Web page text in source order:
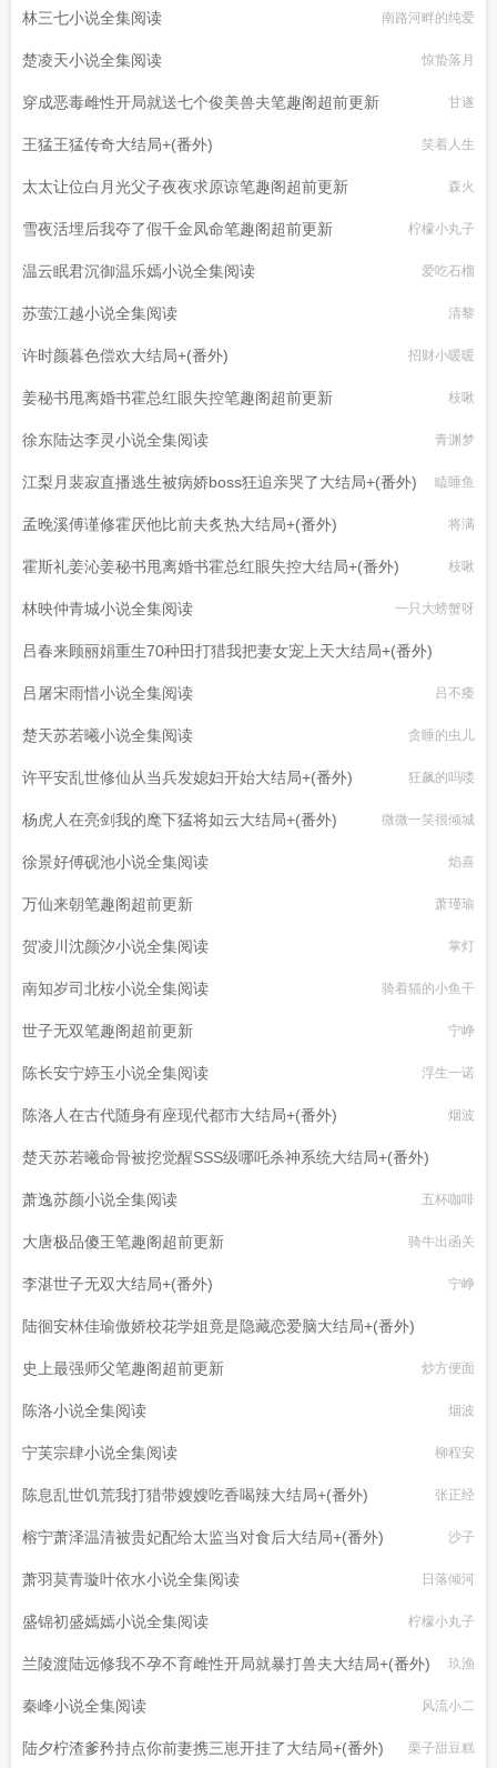
林三七小说全集阅读 南路河畔的纯爱
楚凌天小说全集阅读 惊蛰落月
穿成恶毒雌性开局就送七个俊美兽夫笔趣阁超前更新 甘遂
王猛王猛传奇大结局+(番外) 笑着人生
太太让位白月光父子夜夜求原谅笔趣阁超前更新 森火
雪夜活埋后我夺了假千金凤命笔趣阁超前更新 柠檬小丸子
温云眠君沉御温乐嫣小说全集阅读 爱吃石榴
苏萤江越小说全集阅读 清黎
许时颜暮色偿欢大结局+(番外) 招财小暖暖
姜秘书甩离婚书霍总红眼失控笔趣阁超前更新 枝啾
徐东陆达李灵小说全集阅读 青渊梦
江梨月裴寂直播逃生被病娇boss狂追亲哭了大结局+(番外) 瞌睡鱼
孟晚溪傅谨修霍厌他比前夫炙热大结局+(番外) 将满
霍斯礼姜沁姜秘书甩离婚书霍总红眼失控大结局+(番外) 枝啾
林映仲青城小说全集阅读 一只大螃蟹呀
吕春来顾丽娟重生70种田打猎我把妻女宠上天大结局+(番外)
lucky爹
吕屠宋雨惜小说全集阅读 吕不痿
楚天苏若曦小说全集阅读 贪睡的虫儿
许平安乱世修仙从当兵发媳妇开始大结局+(番外) 狂飙的吗喽
杨虎人在亮剑我的麾下猛将如云大结局+(番外) 微微一笑很倾城
徐景好傅砚池小说全集阅读 焰喜
万仙来朝笔趣阁超前更新 萧瑾瑜
贺凌川沈颜汐小说全集阅读 掌灯
南知岁司北桉小说全集阅读 骑着猫的小鱼干
世子无双笔趣阁超前更新 宁峥
陈长安宁婷玉小说全集阅读 浮生一诺
陈洛人在古代随身有座现代都市大结局+(番外) 烟波
楚天苏若曦命骨被挖觉醒SSS级哪吒杀神系统大结局+(番外)
贪睡的虫儿
萧逸苏颜小说全集阅读 五杯咖啡
大唐极品傻王笔趣阁超前更新 骑牛出函关
李湛世子无双大结局+(番外) 宁峥
陆徊安林佳瑜傲娇校花学姐竟是隐藏恋爱脑大结局+(番外)
小舟大魔王
史上最强师父笔趣阁超前更新 炒方便面
陈洛小说全集阅读 烟波
宁芙宗肆小说全集阅读 柳程安
陈息乱世饥荒我打猎带嫂嫂吃香喝辣大结局+(番外) 张正经
榕宁萧泽温清被贵妃配给太监当对食后大结局+(番外) 沙子
萧羽莫青璇叶依水小说全集阅读 日落倾河
盛锦初盛嫣嫣小说全集阅读 柠檬小丸子
兰陵渡陆远修我不孕不育雌性开局就暴打兽夫大结局+(番外) 玖渔
秦峰小说全集阅读 风流小二
陆夕柠渣爹矜持点你前妻携三崽开挂了大结局+(番外) 栗子甜豆糕